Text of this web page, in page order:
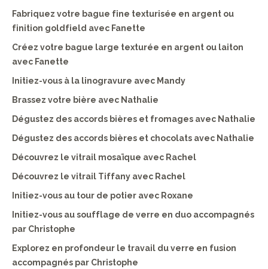
Fabriquez votre bague fine texturisée en argent ou
finition goldfield avec Fanette
Créez votre bague large texturée en argent ou laiton
avec Fanette
Initiez-vous à la linogravure avec Mandy
Brassez votre bière avec Nathalie
Dégustez des accords bières et fromages avec Nathalie
Dégustez des accords bières et chocolats avec Nathalie
Découvrez le vitrail mosaïque avec Rachel
Découvrez le vitrail Tiffany avec Rachel
Initiez-vous au tour de potier avec Roxane
Initiez-vous au soufflage de verre en duo accompagnés
par Christophe
Explorez en profondeur le travail du verre en fusion
accompagnés par Christophe